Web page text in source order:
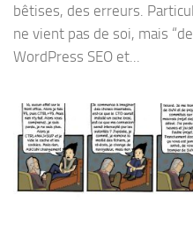
bêtises, des erreurs.
ne vient pas de soi, mais
WordPress SEO et...